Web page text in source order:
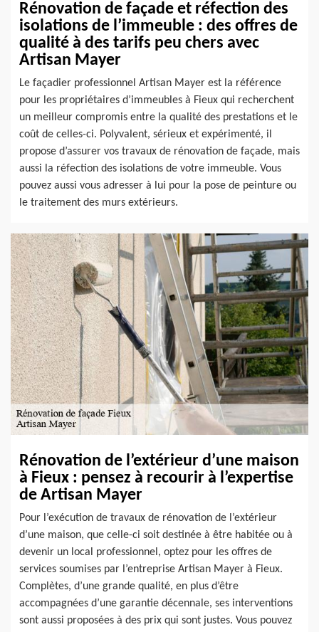
Rénovation de façade et réfection des
isolations de l’immeuble : des offres de
qualité à des tarifs peu chers avec
Artisan Mayer
Le façadier professionnel Artisan Mayer est la référence
pour les propriétaires d’immeubles à Fieux qui recherchent
un meilleur compromis entre la qualité des prestations et le
coût de celles-ci. Polyvalent, sérieux et expérimenté, il
propose d’assurer vos travaux de rénovation de façade, mais
aussi la réfection des isolations de votre immeuble. Vous
pouvez aussi vous adresser à lui pour la pose de peinture ou
le traitement des murs extérieurs.
Rénovation de l’extérieur d’une maison
à Fieux : pensez à recourir à l’expertise
de Artisan Mayer
Pour l’exécution de travaux de rénovation de l’extérieur
d’une maison, que celle-ci soit destinée à être habitée ou à
devenir un local professionnel, optez pour les offres de
services soumises par l’entreprise Artisan Mayer à Fieux.
Complètes, d’une grande qualité, en plus d’être
accompagnées d’une garantie décennale, ses interventions
sont aussi proposées à des prix qui sont justes. Vous pouvez